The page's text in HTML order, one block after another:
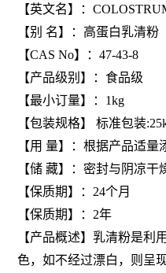
【英文名】：
【别 名】：高蛋白乳清粉
【CAS No】：47-43-8
【产品级别】：食品级
【最小订量】：1kg
【包装规格】 标准包装
【用 量】：根据产品适量
【储 藏】：密封与阴凉
【保质期】：24个月
【保质期】：2年
【产品概述】乳清粉是
色，如不经过漂白，则呈